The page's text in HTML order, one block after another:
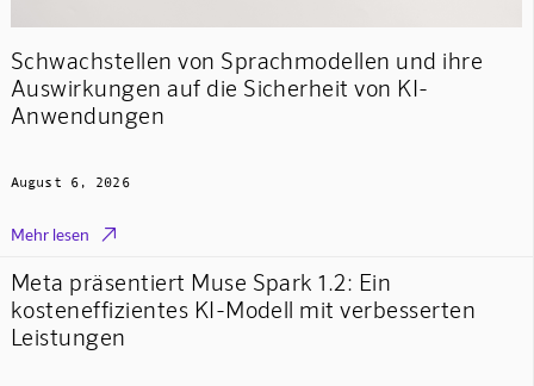
Schwachstellen von Sprachmodellen und ihre
Auswirkungen auf die Sicherheit von KI-
Anwendungen
August 6, 2026
Mehr lesen 
Meta präsentiert Muse Spark 1.2: Ein
kosteneffizientes KI-Modell mit verbesserten
Leistungen